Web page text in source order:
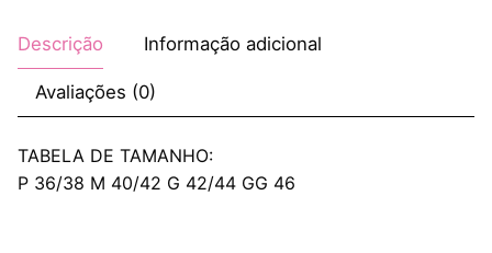
Descrição Informação adicional
Avaliações (0)
TABELA DE TAMANHO:
P 36/38 M 40/42 G 42/44 GG 46